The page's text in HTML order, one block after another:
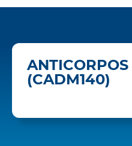
(CADM140)